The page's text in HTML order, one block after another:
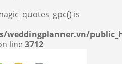
is
weddingplanner.vn/
line 3712